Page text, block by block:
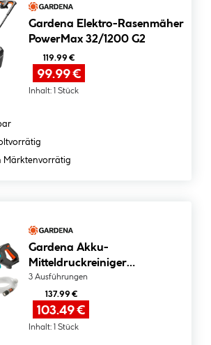
Gardena Elektro-Rasenmäher
PowerMax 32/1200 G2
119.99 €
99.99 €
Inhalt: 1 Stück
vorrätig
Märktenvorrätig
Gardena Akku-
Mitteldruckreiniger
AquaClean 24/18 V P4A Solo
3 Ausführungen
137.99 €
103.49 €
Inhalt: 1 Stück